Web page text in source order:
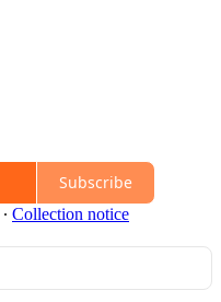
Subscribe
∙ Collection notice